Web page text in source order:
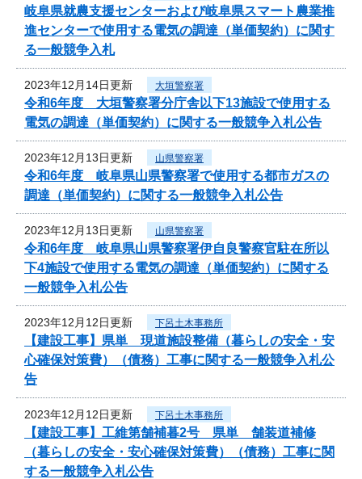
岐阜県就農支援センターおよび岐阜県スマート農業推
進センターで使用する電気の調達（単価契約）に関す
る一般競争入札
2023年12月14日更新 大垣警察署
令和6年度 大垣警察署分庁舎以下13施設で使用する
電気の調達（単価契約）に関する一般競争入札公告
2023年12月13日更新 山県警察署
令和6年度 岐阜県山県警察署で使用する都市ガスの
調達（単価契約）に関する一般競争入札公告
2023年12月13日更新 山県警察署
令和6年度 岐阜県山県警察署伊自良警察官駐在所以
下4施設で使用する電気の調達（単価契約）に関する
一般競争入札公告
2023年12月12日更新 下呂土木事務所
【建設工事】県単 現道施設整備（暮らしの安全・安
心確保対策費）（債務）工事に関する一般競争入札公
告
2023年12月12日更新 下呂土木事務所
【建設工事】工維第舗補暮2号 県単 舗装道補修
（暮らしの安全・安心確保対策費）（債務）工事に関
する一般競争入札公告